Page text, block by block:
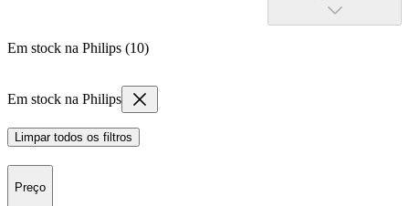
Em stock na Philips (10)
Em stock na Philips
Limpar todos os filtros
Preço